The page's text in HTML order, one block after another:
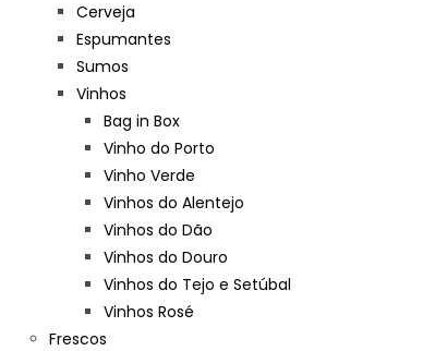
Cerveja
Espumantes
Sumos
Vinhos
Bag in Box
Vinho do Porto
Vinho Verde
Vinhos do Alentejo
Vinhos do Dão
Vinhos do Douro
Vinhos do Tejo e Setúbal
Vinhos Rosé
Frescos